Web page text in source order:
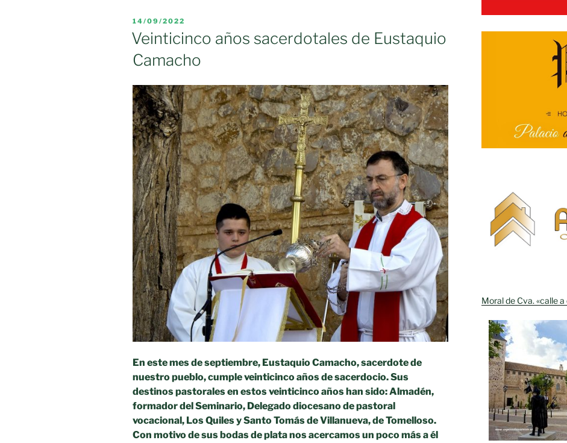
PUBLICADO
EL
14/09/2022
Veinticinco años sacerdotales de Eustaquio
Camacho
En este mes de septiembre, Eustaquio Camacho, sacerdote de
nuestro pueblo, cumple veinticinco años de sacerdocio. Sus
destinos pastorales en estos veinticinco años han sido: Almadén,
formador del Seminario, Delegado diocesano de pastoral
vocacional, Los Quiles y Santo Tomás de Villanueva, de Tomelloso.
Con motivo de sus bodas de plata nos acercamos un poco más a él
Moral de Cva. «calle a